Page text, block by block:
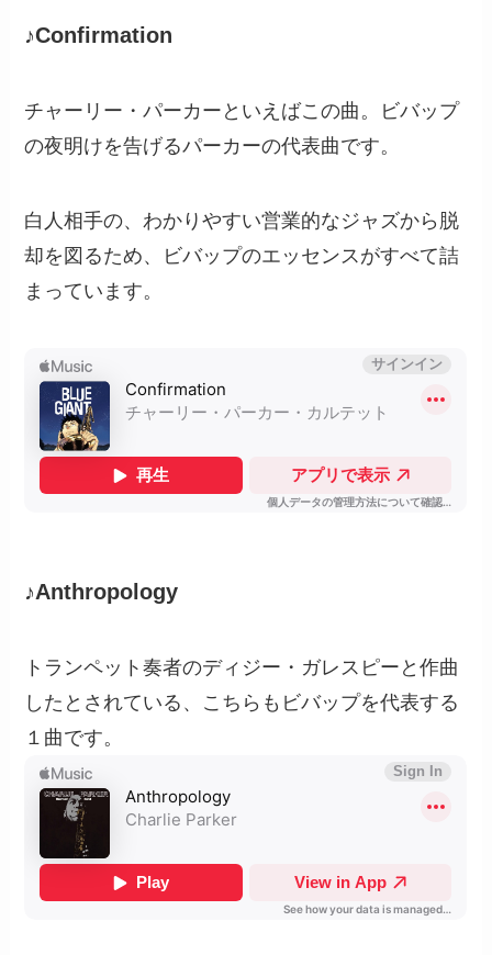
♪Confirmation
チャーリー・パーカーといえばこの曲。ビバップ
の夜明けを告げるパーカーの代表曲です。
白人相手の、わかりやすい営業的なジャズから脱
却を図るため、ビバップのエッセンスがすべて詰
まっています。
♪Anthropology
トランペット奏者のディジー・ガレスピーと作曲
したとされている、こちらもビバップを代表する
１曲です。